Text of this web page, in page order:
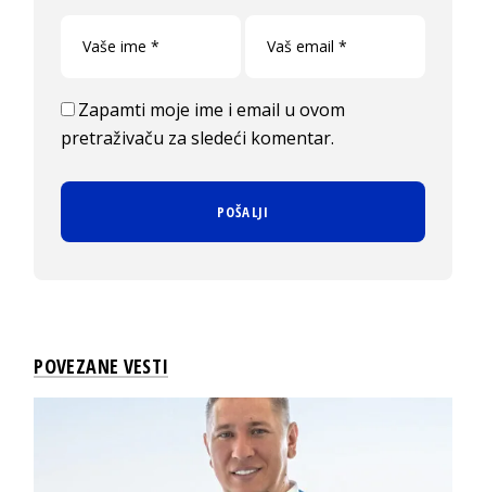
Zapamti moje ime i email u ovom
pretraživaču za sledeći komentar.
POVEZANE VESTI